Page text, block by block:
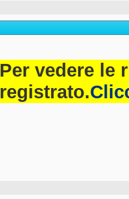
Per vedere le
registrato.